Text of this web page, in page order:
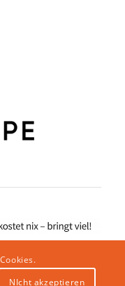
NIcht akzeptieren